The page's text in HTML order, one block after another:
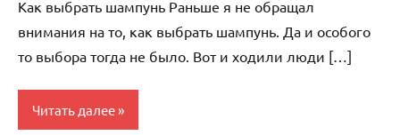
Как выбрать шампунь Раньше я не обращал
внимания на то, как выбрать шампунь. Да и особого
то выбора тогда не было. Вот и ходили люди […]
Читать далее